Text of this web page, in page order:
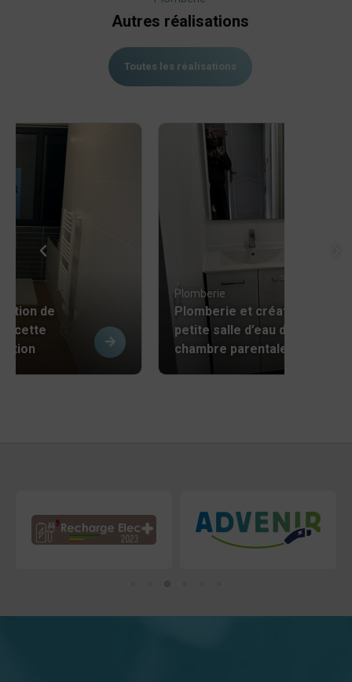
Autres réalisations
Toutes les réalisations
de
cette
Plomberie
Plomberie et création d’une
petite salle d’eau dans la
chambre parentale de cette